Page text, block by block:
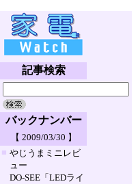
記事検索
バックナンバー
【 2009/03/30 】
■ やじうまミニレビ
ュー
DO-SEE「LEDライ